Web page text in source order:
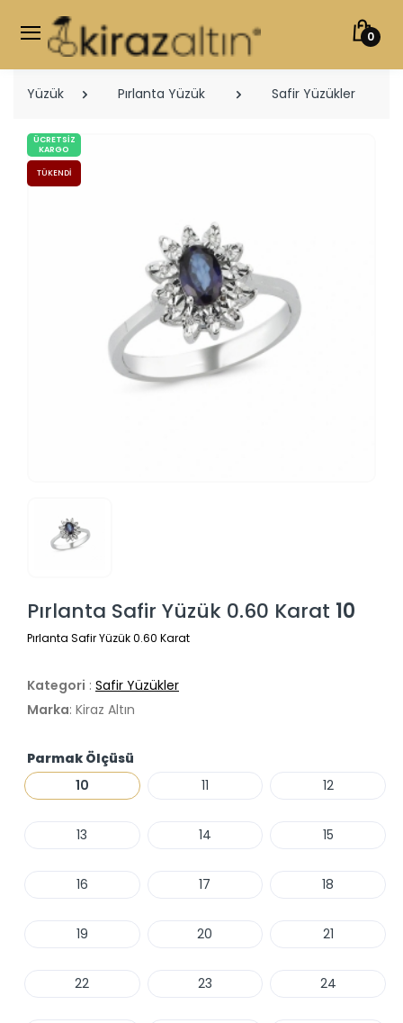
0
Yüzük Pırlanta Yüzük Safir Yüzükler
ÜCRETSIZ
KARGO
TÜKENDI
Pırlanta Safir Yüzük 0.60 Karat 10
Pırlanta Safir Yüzük 0.60 Karat
Kategori : Safir Yüzükler
Marka: Kiraz Altın
Parmak Ölçüsü
10
11 12
13 14 15
16 17 18
19 20 21
22 23 24